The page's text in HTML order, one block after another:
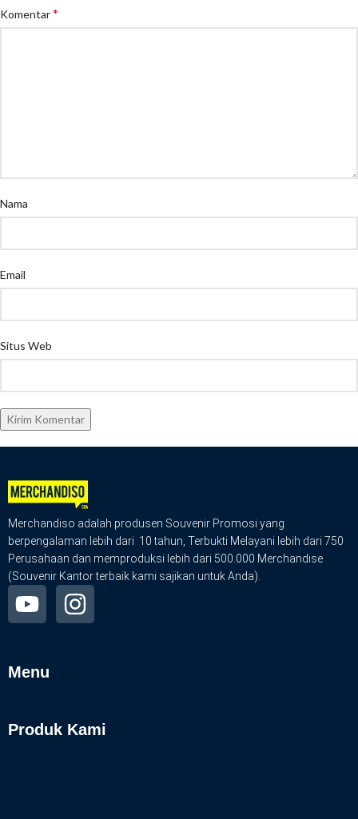
Komentar*
Nama
Email
Situs Web
Merchandiso adalah produsen Souvenir Promosi yang
berpengalaman lebih dari 10 tahun, Terbukti Melayani lebih dari 750
Perusahaan dan memproduksi lebih dari 500.000 Merchandise
(Souvenir Kantor terbaik kami sajikan untuk Anda).
Menu
Produk Kami